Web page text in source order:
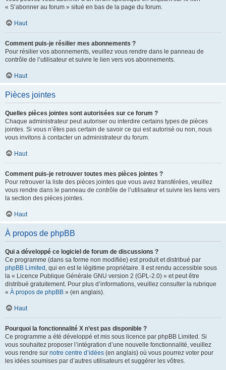
« S’abonner au forum » situé en bas de la page du forum.
Haut
Comment puis-je résilier mes abonnements ?
Pour résilier vos abonnements, veuillez vous rendre dans le panneau de
contrôle de l’utilisateur et suivre le lien vers vos abonnements.
Haut
Pièces jointes
Quelles pièces jointes sont autorisées sur ce forum ?
Chaque administrateur peut autoriser ou interdire certains types de pièces
jointes. Si vous n’êtes pas certain de savoir ce qui est autorisé ou non, nous
vous invitons à contacter un administrateur du forum.
Haut
Comment puis-je retrouver toutes mes pièces jointes ?
Pour retrouver la liste des pièces jointes que vous avez transférées, veuillez
vous rendre dans le panneau de contrôle de l’utilisateur et suivre les liens vers
la section des pièces jointes.
Haut
À propos de phpBB
Qui a développé ce logiciel de forum de discussions ?
Ce programme (dans sa forme non modifiée) est produit et distribué par
phpBB Limited , qui en est le légitime propriétaire. Il est rendu accessible sous
la « Licence Publique Générale GNU version 2 (GPL-2.0) » et peut être
distribué gratuitement. Pour plus d’informations, veuillez consulter la rubrique
« À propos de phpBB » (en anglais).
Haut
Pourquoi la fonctionnalité X n’est pas disponible ?
Ce programme a été développé et mis sous licence par phpBB Limited. Si
vous souhaitez proposer l’intégration d’une nouvelle fonctionnalité, veuillez
vous rendre sur notre centre d’idées (en anglais) où vous pourrez voter pour
les idées soumises par d’autres utilisateurs et suggérer les vôtres.